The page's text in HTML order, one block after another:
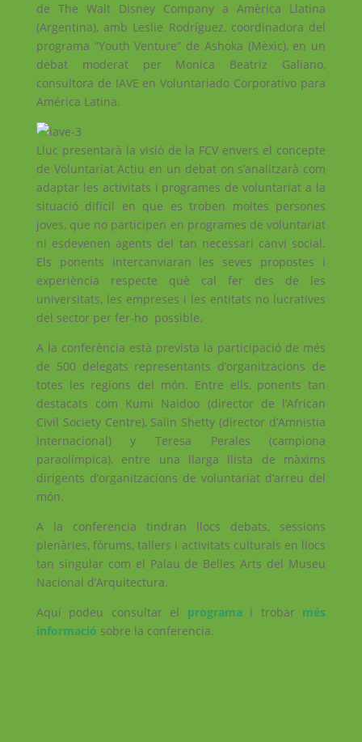
de The Walt Disney Company a Amèrica Llatina
(Argentina), amb Leslie Rodríguez, coordinadora del
programa “Youth Venture” de Ashoka (Mèxic), en un
debat moderat per Monica Beatriz Galiano,
consultora de IAVE en Voluntariado Corporativo para
América Latina.
Lluc presentarà la visió de la FCV envers el concepte
de Voluntariat Actiu en un debat on s’analitzarà com
adaptar les activitats i programes de voluntariat a la
situació difícil en que es troben moltes persones
joves, que no participen en programes de voluntariat
ni esdevenen agents del tan necessari canvi social.
Els ponents intercanviaran les seves propostes i
experiència respecte què cal fer des de les
universitats, les empreses i les entitats no lucratives
del sector per fer-ho possible.
A la conferència està prevista la participació de més
de 500 delegats representants d’organitzacions de
totes les regions del món. Entre ells, ponents tan
destacats com Kumi Naidoo (director de l’African
Civil Society Centre), Salin Shetty (director d’Amnistia
Internacional) y Teresa Perales (campiona
paraolímpica), entre una llarga llista de màxims
dirigents d’organitzacions de voluntariat d’arreu del
món.
A la conferencia tindran llocs debats, sessions
plenàries, fòrums, tallers i activitats culturals en llocs
tan singular com el Palau de Belles Arts del Museu
Nacional d’Arquitectura.
Aquí podeu consultar el programai trobar més
informació sobre la conferencia.